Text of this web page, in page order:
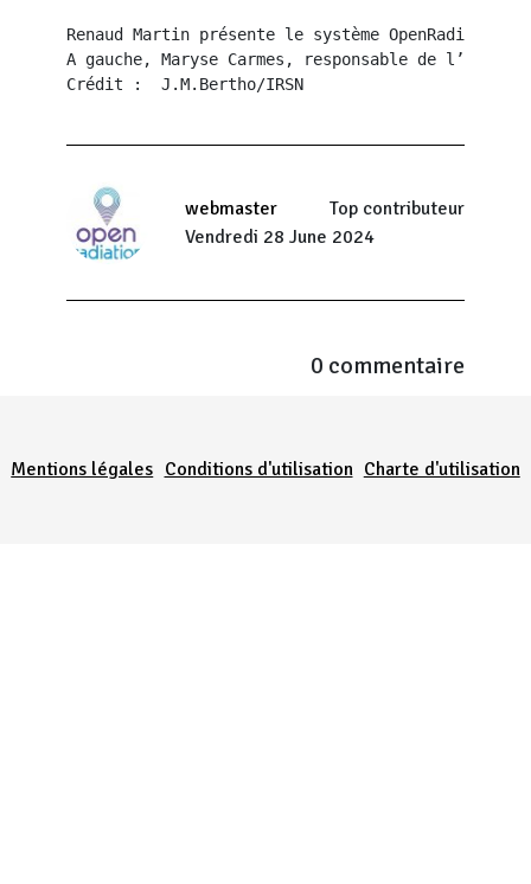
Renaud Martin présente le système
A gauche, Maryse Carmes, responsable de
Crédit :  J.M.Bertho/IRSN
webmaster
Top contributeur
Vendredi 28 June 2024
0 commentaire
Mentions légales Conditions d'utilisation Charte d'utilisation